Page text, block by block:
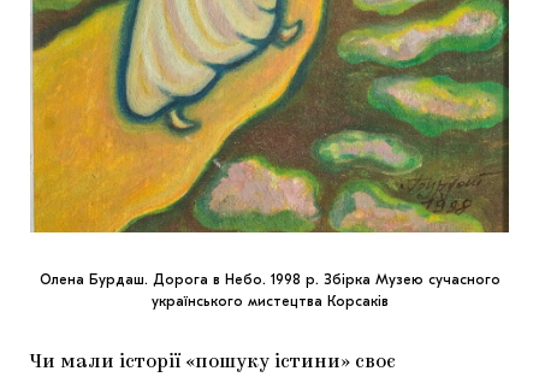
Олена Бурдаш. Дорога в Небо. 1998 р. Збірка Музею сучасного
українського мистецтва Корсаків
Чи мали історії «пошуку істини» своє